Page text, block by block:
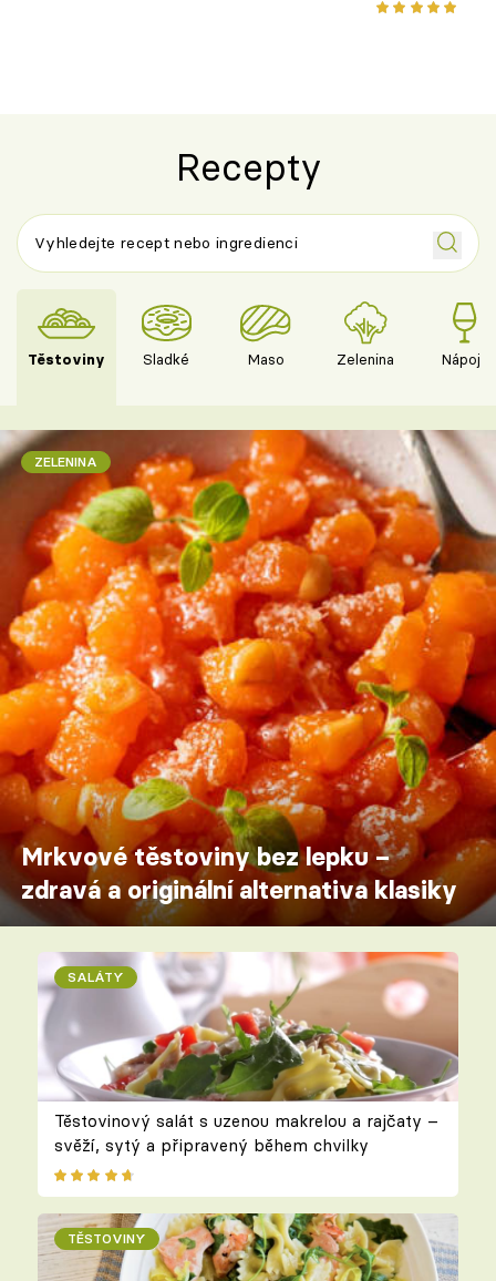
chuťovka z
Recepty
Těstoviny Sladké Maso Zelenina Nápoje
ZELENINA
Mrkvové těstoviny bez lepku –
zdravá a originální alternativa klasiky
SALÁTY
Těstovinový salát s uzenou makrelou a rajčaty –
svěží, sytý a připravený během chvilky
TĚSTOVINY